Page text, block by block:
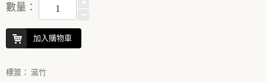
數量：
加入購物車
標簽： 瀛竹